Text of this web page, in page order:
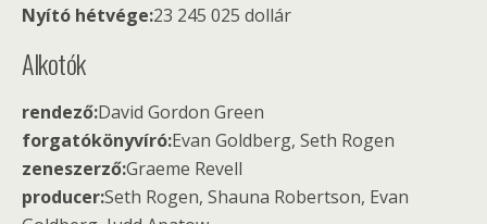
Nyító hétvége:23 245 025 dollár
Alkotók
rendező:David Gordon Green
forgatókönyvíró:Evan Goldberg, Seth Rogen
zeneszerző:Graeme Revell
producer:Seth Rogen, Shauna Robertson, Evan